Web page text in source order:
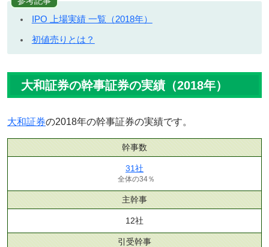
IPO 上場実績 一覧（2018年）
初値売りとは？
大和証券の幹事証券の実績（2018年）
大和証券の2018年の幹事証券の実績です。
幹事数
31社
全体の34％
主幹事
12社
引受幹事